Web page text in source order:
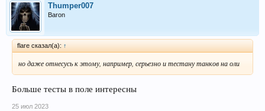
Thumper007
Baron
flare сказал(а): ↑
но даже отнесусь к этому, например, серьезно и тестану танков на оли
Больше тесты в поле интересны
25 июл 2023